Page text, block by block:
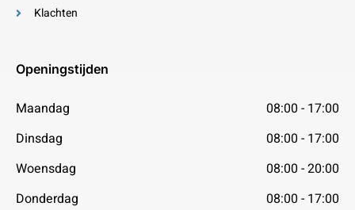
Klachten
Openingstijden
Maandag
08:00 - 17:00
Dinsdag
08:00 - 17:00
Woensdag
08:00 - 20:00
Donderdag
08:00 - 17:00